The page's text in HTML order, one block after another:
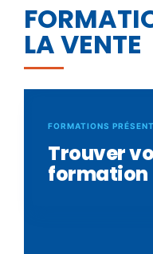
LA VENTE
FORMATIONS
Trouver
formation